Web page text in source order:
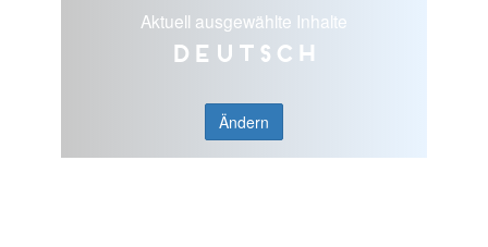
Aktuell ausgewählte Inhalte
Deutsch
Ändern